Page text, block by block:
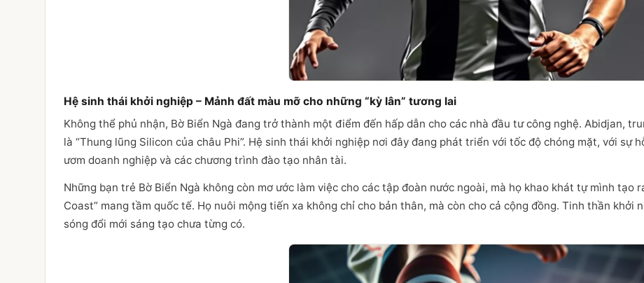
Hệ sinh thái khởi nghiệp – Mảnh đất màu mỡ cho những “kỳ lân” tương lai
Không thể phủ nhận, Bờ Biển Ngà đang trở thành một điểm đến hấp dẫn cho các nhà đầu tư công nghệ. Abidjan,
là “Thung lũng Silicon của châu Phi”. Hệ sinh thái khởi nghiệp nơi đây đang phát triển với tốc độ chóng mặt, với sự
ươm doanh nghiệp và các chương trình đào tạo nhân tài.
Những bạn trẻ Bờ Biển Ngà không còn mơ ước làm việc cho các tập đoàn nước ngoài, mà họ khao khát tự mình tạo
Coast” mang tầm quốc tế. Họ nuôi mộng tiến xa không chỉ cho bản thân, mà còn cho cả cộng đồng. Tinh thần khởi
sóng đổi mới sáng tạo chưa từng có.